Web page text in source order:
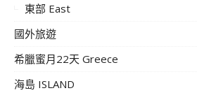
東部 East
國外旅遊
希臘蜜月22天 Greece
海島 ISLAND